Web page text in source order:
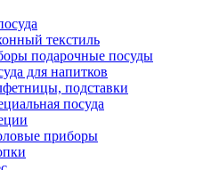
текстиль
подарочные посуды
для напитков
подставки
посуда
приборы